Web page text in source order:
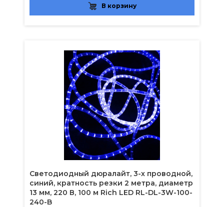
В корзину
Светодиодный дюралайт, 3-х проводной,
синий, кратность резки 2 метра, диаметр
13 мм, 220 В, 100 м Rich LED RL-DL-3W-100-
240-B